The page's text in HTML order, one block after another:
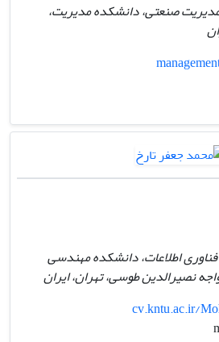
صنعتی، دانشکده مدیریت،
اطلاعات،‌ دانشکده مهندسی
نصیرالدین طوسی، تهران،‌ ایران
cv.kntu.ac.ir/